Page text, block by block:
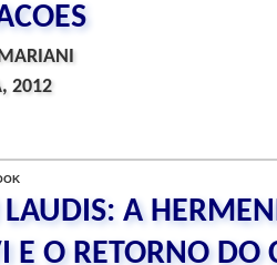
2012
A
E O RETORNO